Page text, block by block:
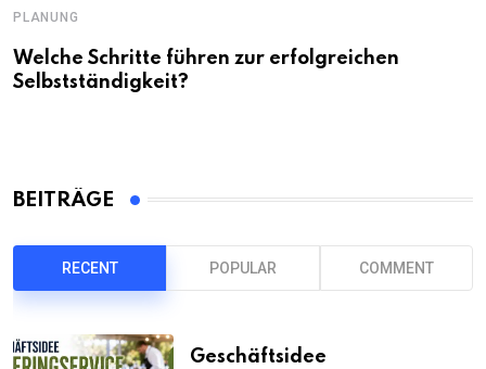
PLANUNG
Welche Schritte führen zur erfolgreichen
Selbstständigkeit?
BEITRÄGE
RECENT POPULAR COMMENT
Geschäftsidee